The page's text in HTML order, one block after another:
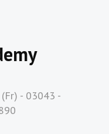
- 03043 -